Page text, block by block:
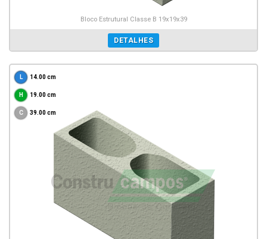
Bloco Estrutural Classe B 19x19x39
DETALHES
14.00 cm
19.00 cm
39.00 cm